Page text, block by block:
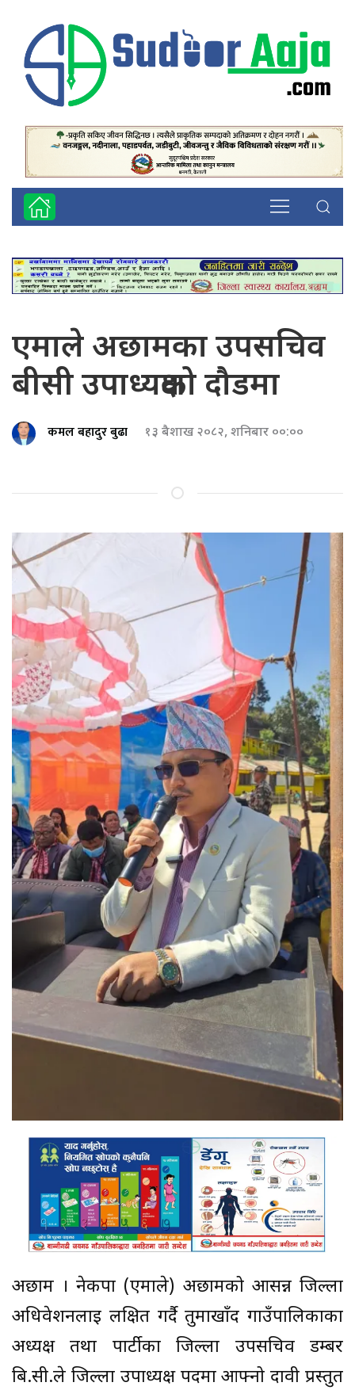
एमाले अछामका उपसचिव
बीसी उपाध्यक्षको दौडमा
कमल बहादुर बुढा १३ बैशाख २०८२, शनिबार ००:००
अछाम । नेकपा (एमाले) अछामको आसन्न जिल्ला
अधिवेशनलाई लक्षित गर्दै तुर्माखाँद गाउँपालिकाका
अध्यक्ष तथा पार्टीका जिल्ला उपसचिव डम्बर
बि.सी.ले जिल्ला उपाध्यक्ष पदमा आफ्नो दावी प्रस्तुत